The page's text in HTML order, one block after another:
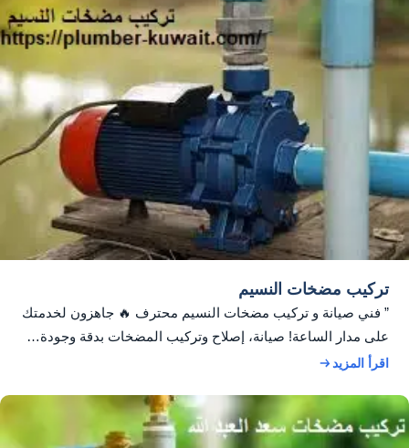
تركيب مضخات النسيم
” فني صيانة و تركيب مضخات النسيم محترف 🔥 جاهزون لخدمتك
على مدار الساعة! صيانة، إصلاح وتركيب المضخات بدقة وجودة…
اقرأ المزيد